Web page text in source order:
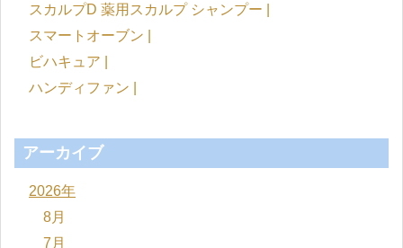
スカルプD 薬用スカルプ シャンプー |
スマートオーブン |
ビハキュア |
ハンディファン |
アーカイブ
2026年
8月
7月